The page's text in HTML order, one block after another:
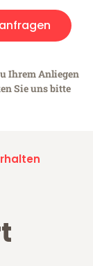
anfragen
Ihrem Anliegen
Sie uns bitte